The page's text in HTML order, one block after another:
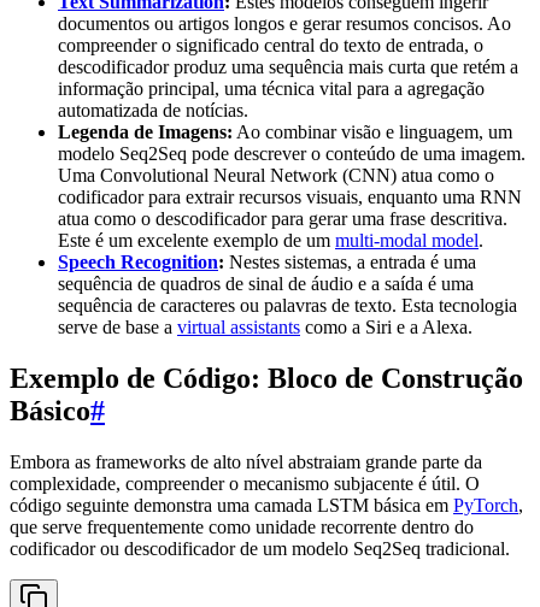
documentos ou artigos longos e gerar resumos concisos. Ao
compreender o significado central do texto de entrada, o
descodificador produz uma sequência mais curta que retém a
informação principal, uma técnica vital para a agregação
automatizada de notícias.
Legenda de Imagens: Ao combinar visão e linguagem, um
modelo Seq2Seq pode descrever o conteúdo de uma imagem.
Uma Convolutional Neural Network (CNN) atua como o
codificador para extrair recursos visuais, enquanto uma RNN
atua como o descodificador para gerar uma frase descritiva.
Este é um excelente exemplo de um multi-modal model.
Speech Recognition: Nestes sistemas, a entrada é uma
sequência de quadros de sinal de áudio e a saída é uma
sequência de caracteres ou palavras de texto. Esta tecnologia
serve de base a virtual assistants como a Siri e a Alexa.
Exemplo de Código: Bloco de Construção
Básico#
Embora as frameworks de alto nível abstraiam grande parte da
complexidade, compreender o mecanismo subjacente é útil. O
código seguinte demonstra uma camada LSTM básica em PyTorch,
que serve frequentemente como unidade recorrente dentro do
codificador ou descodificador de um modelo Seq2Seq tradicional.